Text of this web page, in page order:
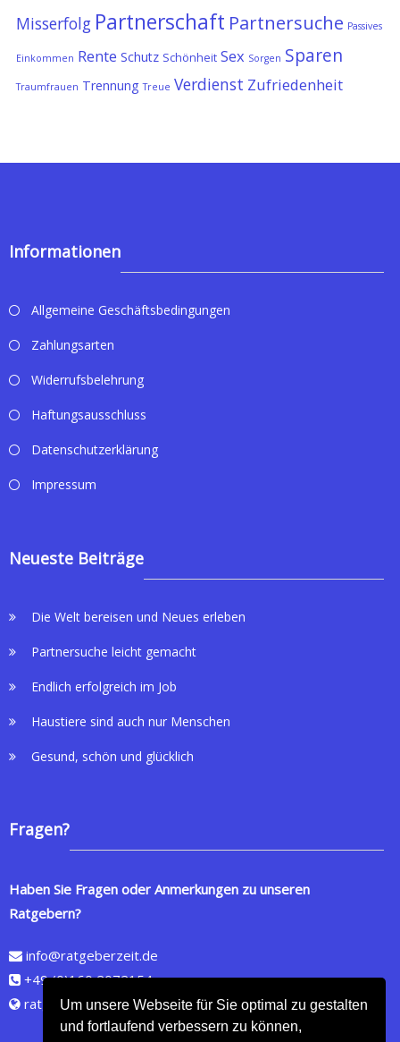
Um unsere Webseite für Sie optimal zu gestalten
und fortlaufend verbessern zu können,
Misserfolg Partnerschaft Partnersuche Passives
Einkommen Rente Schutz Schönheit Sex Sorgen Sparen
Traumfrauen Trennung Treue Verdienst Zufriedenheit
Informationen
Allgemeine Geschäftsbedingungen
Zahlungsarten
Widerrufsbelehrung
Haftungsausschluss
Datenschutzerklärung
Impressum
Neueste Beiträge
Die Welt bereisen und Neues erleben
Partnersuche leicht gemacht
Endlich erfolgreich im Job
Haustiere sind auch nur Menschen
Gesund, schön und glücklich
Fragen?
Haben Sie Fragen oder Anmerkungen zu unseren
Ratgebern?
info@ratgeberzeit.de
+49 (0)160 2072154
ratgeberzeit.de